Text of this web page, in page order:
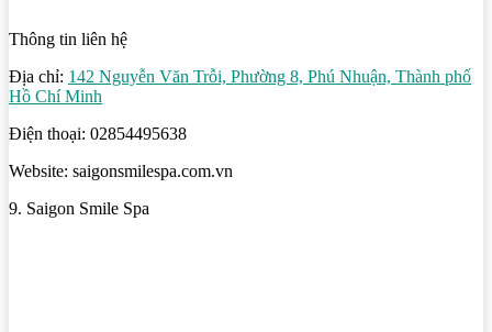
Thông tin liên hệ
Địa chỉ: 142 Nguyễn Văn Trỗi, Phường 8, Phú Nhuận, Thành phố
Hồ Chí Minh
Điện thoại: 02854495638
Website: saigonsmilespa.com.vn
9. Saigon Smile Spa